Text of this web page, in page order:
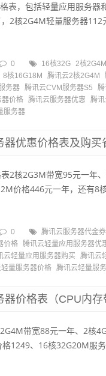
表，包括轻量应用服务器
2核2G4M轻量服务器
0 16核32G 2核2G4M
8核16G18M 腾讯云2核2G4M
务器 腾讯云CVM服务器S5
器价格 腾讯云服务器优惠 腾
服务器
器优惠价格表及购买
2核2G3M带宽95元一年
价格446元一年，还有8
0 腾讯云服务器代金券
价格 腾讯云轻量应用服务器优
云轻量应用服务器购买 腾讯云
量服务器价格 腾讯云轻量服
价格表（CPU内存
带宽88元一年、2核
1249、16核32G20M服